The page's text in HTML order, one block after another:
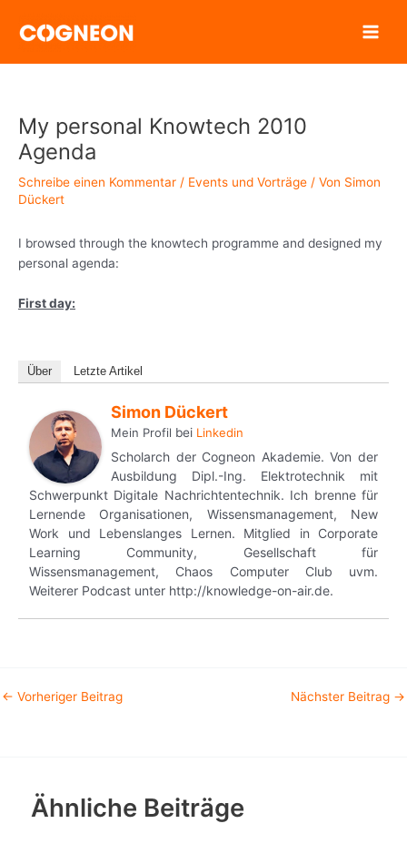
Inhalt
My personal Knowtech 2010
Agenda
Schreibe einen Kommentar / Events und Vorträge / Von Simon
Dückert
I browsed through the knowtech programme and designed my
personal agenda:
First day:
Über Letzte Artikel
Simon Dückert
Mein Profil bei Linkedin
Scholarch der Cogneon Akademie. Von der
Ausbildung Dipl.-Ing. Elektrotechnik mit
Schwerpunkt Digitale Nachrichtentechnik. Ich brenne für
Lernende Organisationen, Wissensmanagement, New
Work und Lebenslanges Lernen. Mitglied in Corporate
Learning Community, Gesellschaft für
Wissensmanagement, Chaos Computer Club uvm.
Weiterer Podcast unter http://knowledge-on-air.de.
← Vorheriger Beitrag Nächster Beitrag →
Ähnliche Beiträge